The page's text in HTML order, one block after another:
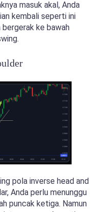
masuk akal, Anda
kembali seperti ini
ke bawah
pola inverse head and
Anda perlu menunggu
puncak ketiga. Namun